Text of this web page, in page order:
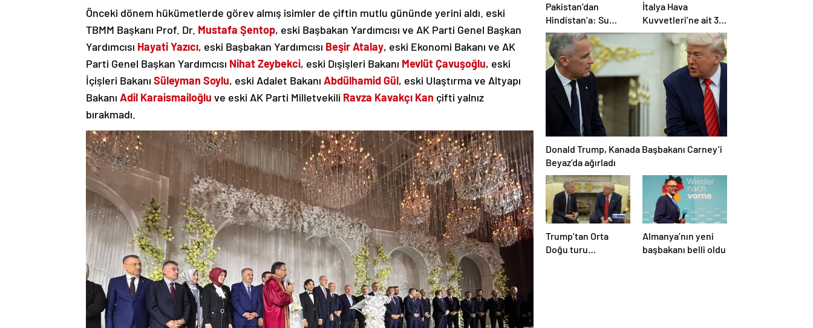
Önceki dönem hükümetlerde görev almış isimler de çiftin mutlu gününde yerini aldı. eski
TBMM Başkanı Prof. Dr. Mustafa Şentop, eski Başbakan Yardımcısı ve AK Parti Genel Başkan
Yardımcısı Hayati Yazıcı, eski Başbakan Yardımcısı Beşir Atalay, eski Ekonomi Bakanı ve AK
Parti Genel Başkan Yardımcısı Nihat Zeybekci, eski Dışişleri Bakanı Mevlüt Çavuşoğlu, eski
İçişleri Bakanı Süleyman Soylu, eski Adalet Bakanı Abdülhamid Gül, eski Ulaştırma ve Altyapı
Bakanı Adil Karaismailoğlu ve eski AK Parti Milletvekili Ravza Kavakçı Kan çifti yalnız
bırakmadı.
Pakistan’dan
Hindistan’a: Su
bizim kırmızı
çizgimizdir
İtalya Hava
Kuvvetleri’ne ait 3
uçak eğitim
uçuşunda kaza
Donald Trump, Kanada Başbakanı Carney’i
Beyaz’da ağırladı
Trump’tan Orta
Doğu turu
Almanya’nın yeni
başbakanı belli oldu